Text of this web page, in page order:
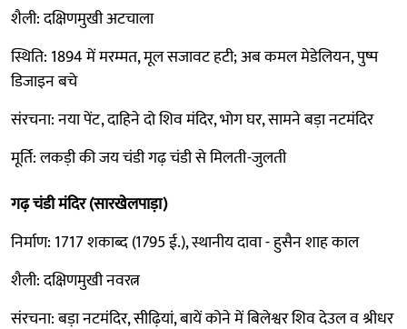
शैली: दक्षिणमुखी अटचाला
स्थिति: 1894 में मरम्मत, मूल सजावट हटी; अब कमल मेडेलियन, पुष्प
डिजाइन बचे
संरचना: नया पेंट, दाहिने दो शिव मंदिर, भोग घर, सामने बड़ा नटमंदिर
मूर्ति: लकड़ी की जय चंडी गढ़ चंडी से मिलती-जुलती
गढ़ चंडी मंदिर (सारखेलपाड़ा)
निर्माण: 1717 शकाब्द (1795 ई.), स्थानीय दावा - हुसैन शाह काल
शैली: दक्षिणमुखी नवरत्न
संरचना: बड़ा नटमंदिर, सीढ़ियां, बायें कोने में बिलेश्वर शिव देउल व श्रीधर